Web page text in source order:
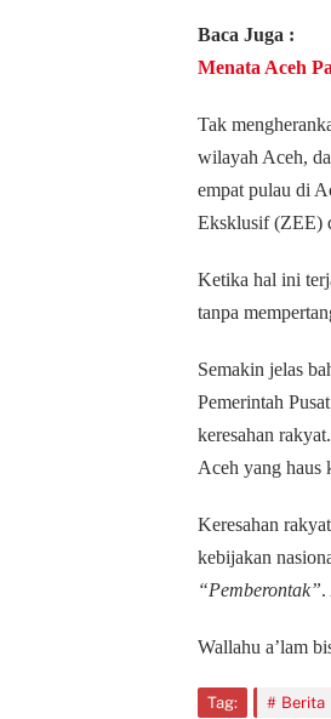
Baca Juga :
Menata Aceh
Tak
wilayah Aceh,
empat pulau di
Eksklusif (ZEE)
Ketika hal ini
tanpa
Semakin jelas
Pemerintah
keresahan
Aceh yang haus
Keresahan
kebijakan
“Pemberontak”.
Wallahu a’lam
Tag: Berita